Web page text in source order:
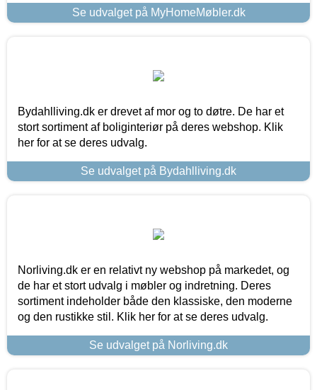
Se udvalget på MyHomeMøbler.dk
Bydahlliving.dk er drevet af mor og to døtre. De har et
stort sortiment af boliginteriør på deres webshop. Klik
her for at se deres udvalg.
Se udvalget på Bydahlliving.dk
Norliving.dk er en relativt ny webshop på markedet, og
de har et stort udvalg i møbler og indretning. Deres
sortiment indeholder både den klassiske, den moderne
og den rustikke stil. Klik her for at se deres udvalg.
Se udvalget på Norliving.dk